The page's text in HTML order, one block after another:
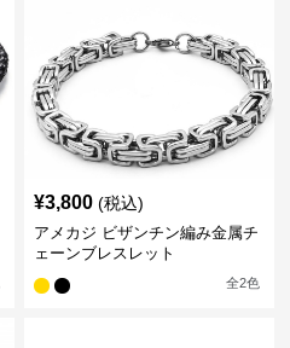
¥3,800 (税込)
アメカジ ビザンチン編み金属チ
ェーンブレスレット
全2色